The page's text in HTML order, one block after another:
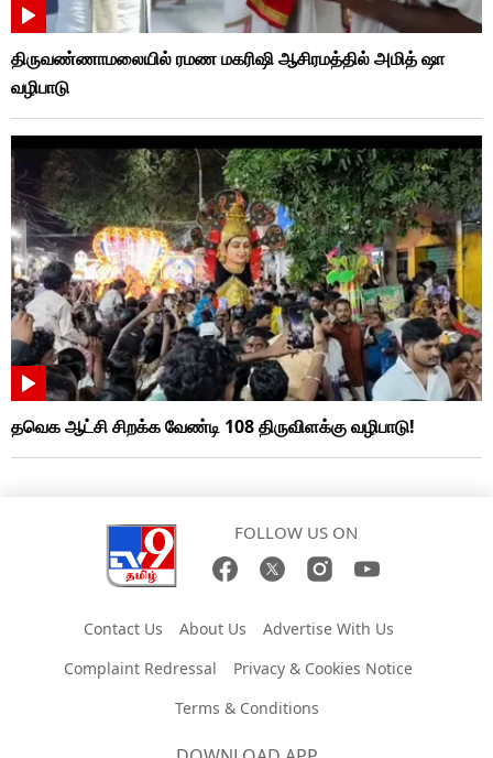
திருவண்ணாமலையில் ரமண மகரிஷி ஆசிரமத்தில் அமித் ஷா
வழிபாடு
தவெக ஆட்சி சிறக்க வேண்டி 108 திருவிளக்கு வழிபாடு!
FOLLOW US ON
Contact Us About Us
Advertise With Us
Complaint Redressal
Privacy & Cookies Notice
Terms & Conditions